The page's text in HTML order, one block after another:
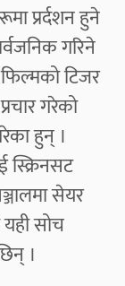
प्रर्दशन हुने
गरिने
टिजर
गरेको
हुन् ।
सेयर
सोच
।